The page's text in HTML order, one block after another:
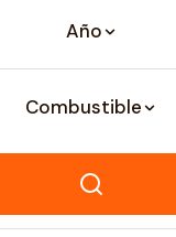
Año
Combustible